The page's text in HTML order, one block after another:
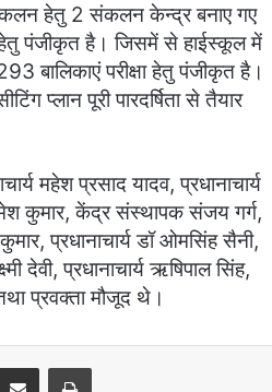
हेतु 2 संकलन केन्द्र बनाए गए
हेतु पंजीकृत है। जिसमें से हाईस्कूल में
बालिकाएं परीक्षा हेतु पंजीकृत है।
प्लान पूरी पारदर्षिता से तैयार
महेश प्रसाद यादव, प्रधानाचार्य
रमेश कुमार, केंद्र संस्थापक संजय गर्ग,
कुमार, प्रधानाचार्य डॉ ओमसिंह सैनी,
देवी, प्रधानाचार्य ऋषिपाल सिंह,
प्रवक्ता मौजूद थे।
Share via Email Print